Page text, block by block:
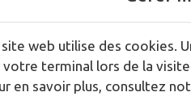
Publié par la Mairie
site web utilise des cookies.
votre terminal lors de la
en savoir plus, consultez